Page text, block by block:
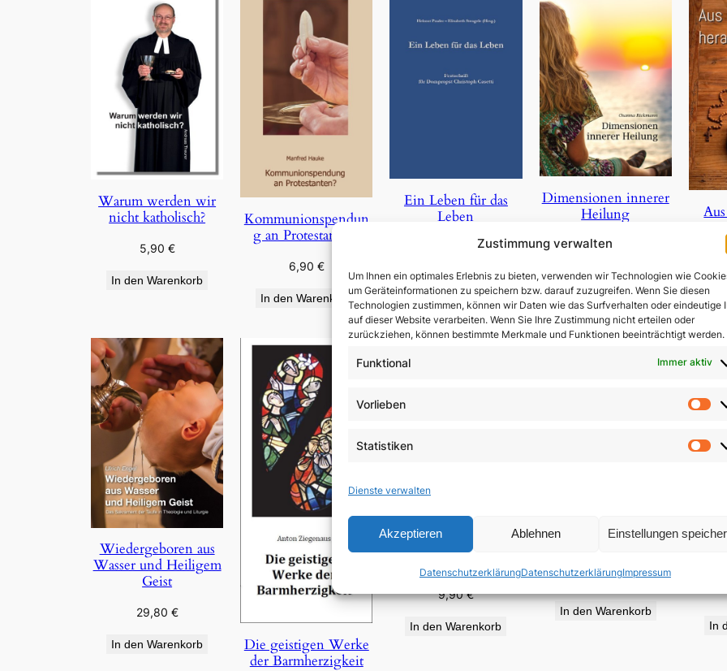
Zustimmung verwalten
Um Ihnen ein optimales Erlebnis zu bieten, verwenden wir Technologien wie
um Geräteinformationen zu speichern bzw. darauf zuzugreifen. Wenn Sie diesen
Technologien zustimmen, können wir Daten wie das Surfverhalten oder eindeutige
auf dieser Website verarbeiten. Wenn Sie Ihre Zustimmung nicht erteilen oder
zurückziehen, können bestimmte Merkmale und Funktionen beeinträchtigt werden.
Funktional Immer aktiv
Vorlieben
Statistiken
Dienste verwalten
Akzeptieren Ablehnen Einstellungen
DatenschutzerklärungDatenschutzerklärungImpressum
Warum werden wir
nicht katholisch?
5,90 €
In den Warenkorb
Kommunionspendun
g an Protestanten?
6,90 €
In den Warenkorb
Ein Leben für das
Leben
In den Warenkorb
Dimensionen innerer
Heilung
3,90
In den Warenkorb
In
Wiedergeboren aus
Wasser und Heiligem
Geist
29,80 €
In den Warenkorb
Die geistigen Werke
der Barmherzigkeit
Von der Anwesenheit
9,90€
In den Warenkorb
4,50€
In den Warenkorb
In